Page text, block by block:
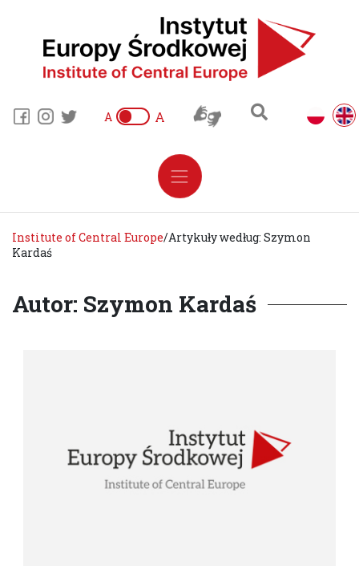
A A
Institute of Central Europe/Artykuły według: Szymon
Kardaś
Autor: Szymon Kardaś